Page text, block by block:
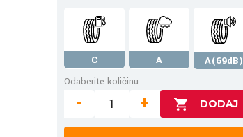
C A
A(69dB)
Odaberite količinu
- +